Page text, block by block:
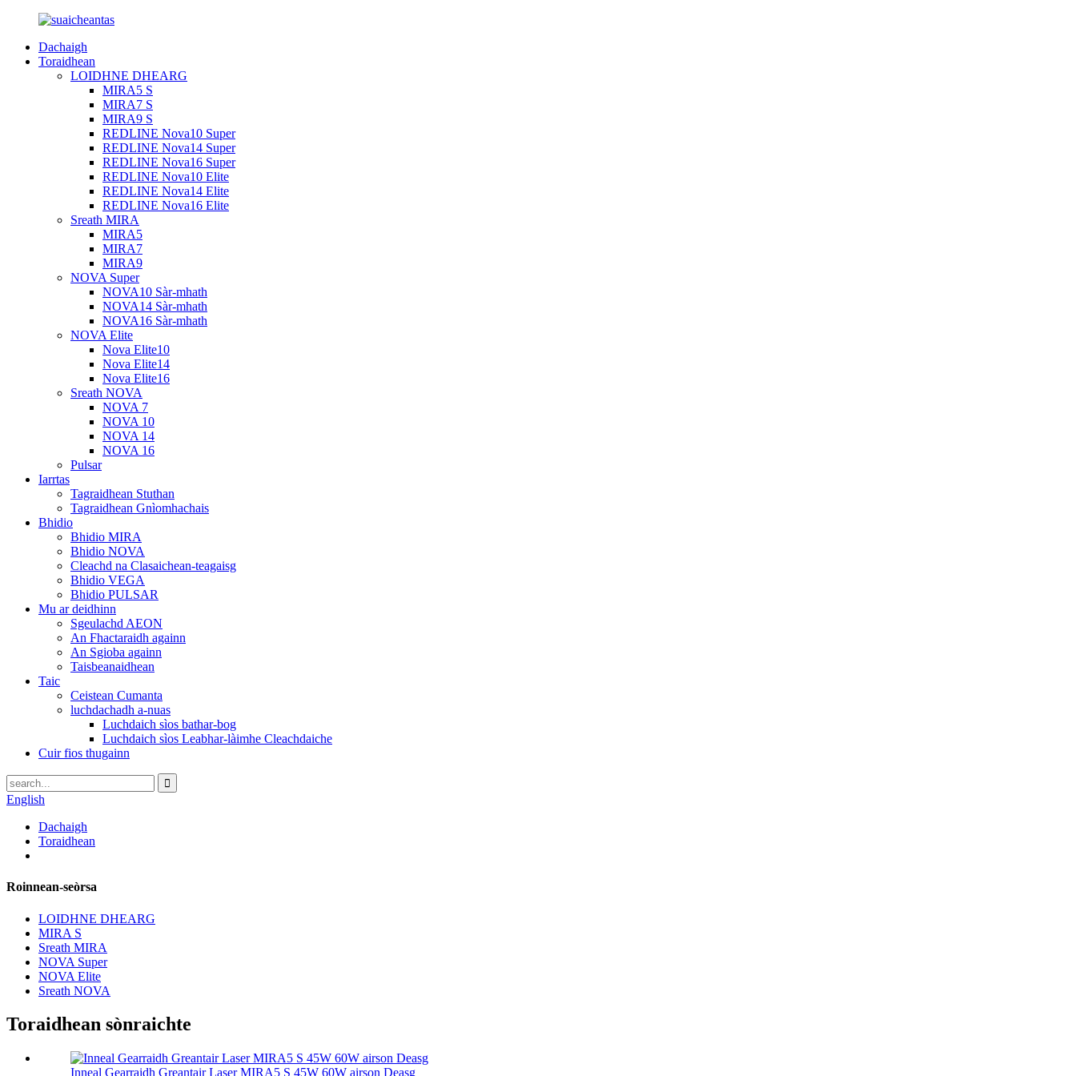
Dachaigh
Toraidhean
LOIDHNE DHEARG
MIRA5 S
MIRA7 S
MIRA9 S
REDLINE Nova10 Super
REDLINE Nova14 Super
REDLINE Nova16 Super
REDLINE Nova10 Elite
REDLINE Nova14 Elite
REDLINE Nova16 Elite
Sreath MIRA
MIRA5
MIRA7
MIRA9
NOVA Super
NOVA10 Sàr-mhath
NOVA14 Sàr-mhath
NOVA16 Sàr-mhath
NOVA Elite
Nova Elite10
Nova Elite14
Nova Elite16
Sreath NOVA
NOVA 7
NOVA 10
NOVA 14
NOVA 16
Pulsar
Iarrtas
Tagraidhean Stuthan
Tagraidhean Gnìomhachais
Bhidio
Bhidio MIRA
Bhidio NOVA
Cleachd na Clasaichean-teagaisg
Bhidio VEGA
Bhidio PULSAR
Mu ar deidhinn
Sgeulachd AEON
An Fhactaraidh againn
An Sgioba againn
Taisbeanaidhean
Taic
Ceistean Cumanta
luchdachadh a-nuas
Luchdaich sìos bathar-bog
Luchdaich sìos Leabhar-làimhe Cleachdaiche
Cuir fios thugainn
English
Dachaigh
Toraidhean
Roinnean-seòrsa
LOIDHNE DHEARG
MIRA S
Sreath MIRA
NOVA Super
NOVA Elite
Sreath NOVA
Toraidhean sònraichte
Inneal Gearraidh Greantair Laser MIRA5 S 45W 60W airson Deasg